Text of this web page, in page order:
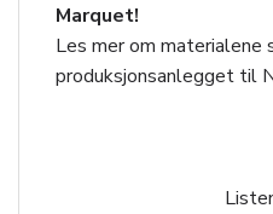
Marquet!
Les mer om materialene
produksjonsanlegget til